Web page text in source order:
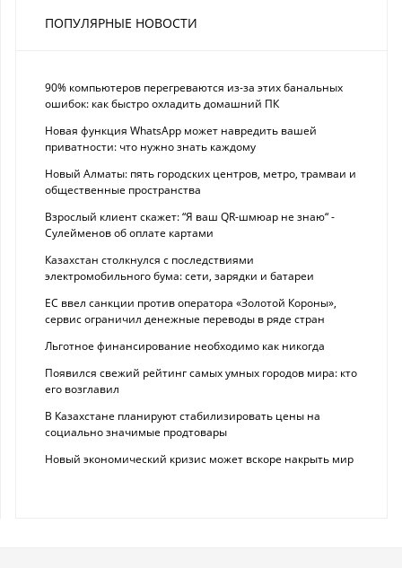
ПОПУЛЯРНЫЕ НОВОСТИ
90% компьютеров перегреваются из-за этих банальных
ошибок: как быстро охладить домашний ПК
Новая функция WhatsApp может навредить вашей
приватности: что нужно знать каждому
Новый Алматы: пять городских центров, метро, трамваи и
общественные пространства
Взрослый клиент скажет: “Я ваш QR-шмюар не знаю“ -
Сулейменов об оплате картами
Казахстан столкнулся с последствиями
электромобильного бума: сети, зарядки и батареи
ЕС ввел санкции против оператора «Золотой Короны»,
сервис ограничил денежные переводы в ряде стран
Льготное финансирование необходимо как никогда
Появился свежий рейтинг самых умных городов мира: кто
его возглавил
В Казахстане планируют стабилизировать цены на
социально значимые продтовары
Новый экономический кризис может вскоре накрыть мир